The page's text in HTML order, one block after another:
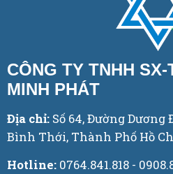
CÔNG TY TNHH
MINH PHÁT
Địa chỉ: Số 64, Đường
Bình Thới, Thành Phố Hồ
Hotline: 0764.841.818 -